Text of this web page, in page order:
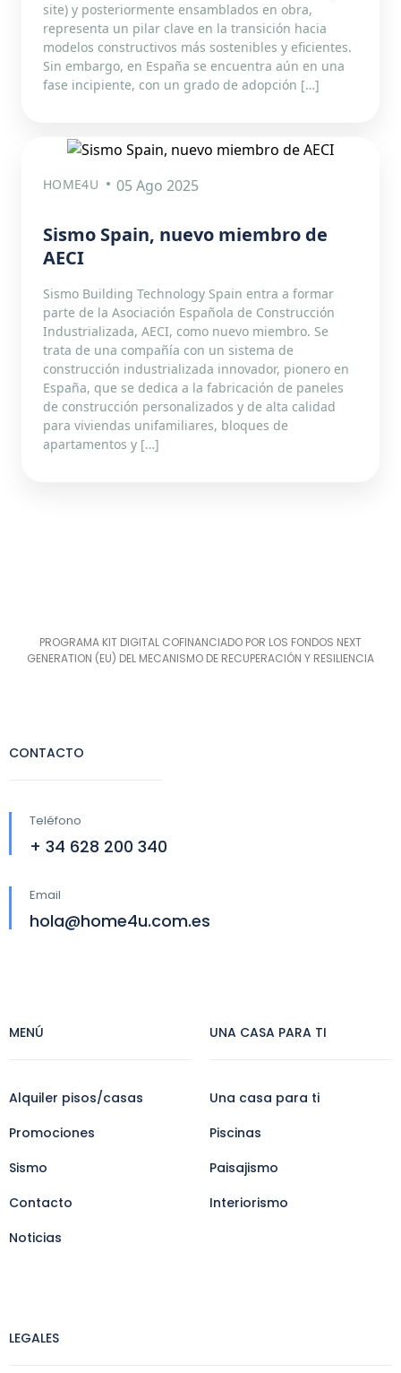
site) y posteriormente ensamblados en obra,
representa un pilar clave en la transición hacia
modelos constructivos más sostenibles y eficientes.
Sin embargo, en España se encuentra aún en una
fase incipiente, con un grado de adopción […]
HOME4U 05 Ago 2025
Sismo Spain, nuevo miembro de
AECI
Sismo Building Technology Spain entra a formar
parte de la Asociación Española de Construcción
Industrializada, AECI, como nuevo miembro. Se
trata de una compañía con un sistema de
construcción industrializada innovador, pionero en
España, que se dedica a la fabricación de paneles
de construcción personalizados y de alta calidad
para viviendas unifamiliares, bloques de
apartamentos y […]
PROGRAMA KIT DIGITAL COFINANCIADO POR LOS FONDOS NEXT
GENERATION (EU) DEL MECANISMO DE RECUPERACIÓN Y RESILIENCIA
CONTACTO
Teléfono
+ 34 628 200 340
Email
hola@home4u.com.es
MENÚ
Alquiler pisos/casas
Promociones
Sismo
Contacto
Noticias
UNA CASA PARA TI
Una casa para ti
Piscinas
Paisajismo
Interiorismo
LEGALES